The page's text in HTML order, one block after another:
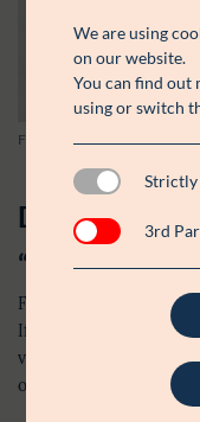
Foto: Tomas Bertelsen
Følgeforskning fra
Ifølge lektor Frans
væsentlig positiv
og livskvalitet:
We are using
on our website.
You can find out
using or switch
Strictly
3rd